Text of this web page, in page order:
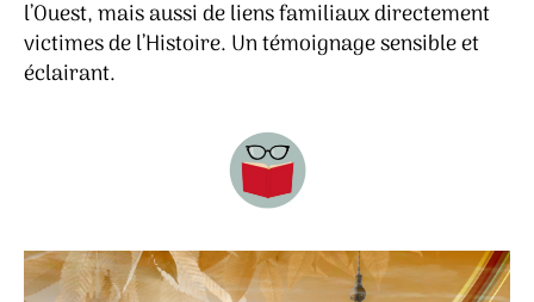
l’Ouest, mais aussi de liens familiaux directement
victimes de l’Histoire. Un témoignage sensible et
éclairant.